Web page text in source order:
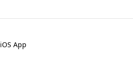
iOS App